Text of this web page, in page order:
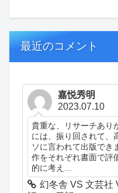
最近のコメント
嘉悦秀明
2023.07.10
貴重な、リサーチあり
には、振り回されて
ソに言われて出版でき
作をそれぞれ書面で評
的に考え...
幻冬舎 VS 文芸社